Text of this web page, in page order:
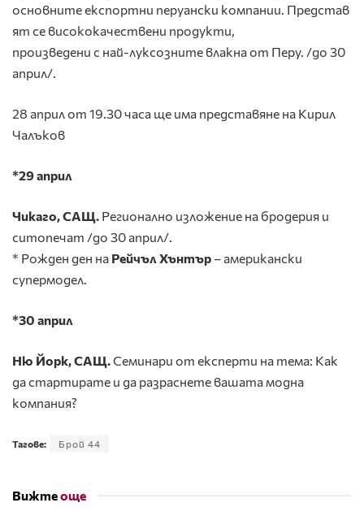
основните експортни перуански компании. Представ
ят се висококачествени продукти,
произведени с най-луксозните влакна от Перу. /до 30
април/.
28 април от 19.30 часа ще има представяне на Кирил
Чалъков
*29 април
Чикаго, САЩ. Регионално изложение на бродерия и
ситопечат /до 30 април/.
* Рожден ден на Рейчъл Хънтър – американски
супермодел.
*30 април
Ню Йорк, САЩ.Семинари от експерти на тема: Как
да стартирате и да разраснете вашата модна
компания?
Тагове: Брой 44
Вижтеоще